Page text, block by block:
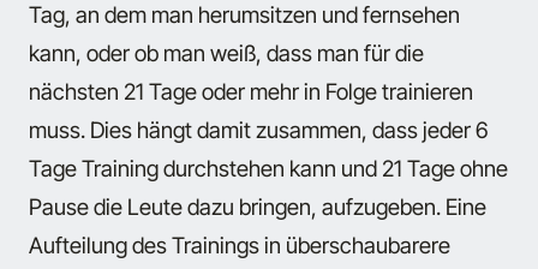
Tag, an dem man herumsitzen und fernsehen
kann, oder ob man weiß, dass man für die
nächsten 21 Tage oder mehr in Folge trainieren
muss. Dies hängt damit zusammen, dass jeder 6
Tage Training durchstehen kann und 21 Tage ohne
Pause die Leute dazu bringen, aufzugeben. Eine
Aufteilung des Trainings in überschaubarere